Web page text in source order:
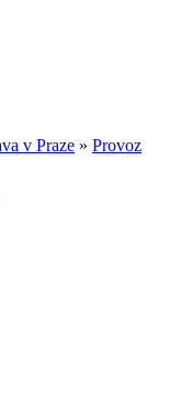
v Praze » Provoz